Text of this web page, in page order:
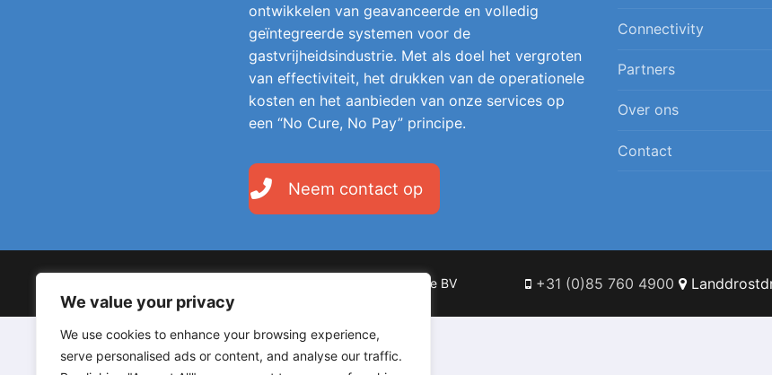
We value your privacy
We use cookies to enhance your browsing experience,
serve personalised ads or content, and analyse our traffic.
ontwikkelen van geavanceerde en volledig
geïntegreerde systemen voor de
gastvrijheidsindustrie. Met als doel het vergroten
van effectiviteit, het drukken van de operationele
kosten en het aanbieden van onze services op
een “No Cure, No Pay” principe.
Neem contact op
Connectivity
Partners
Over ons
Contact
Copyright © 2026 LodgeGate PMS – Powered by Hotels Online BV +31 (0)85 760 4900